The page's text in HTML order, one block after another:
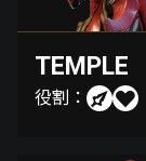
TEMPLE
役割：